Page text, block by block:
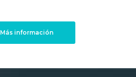
Más información